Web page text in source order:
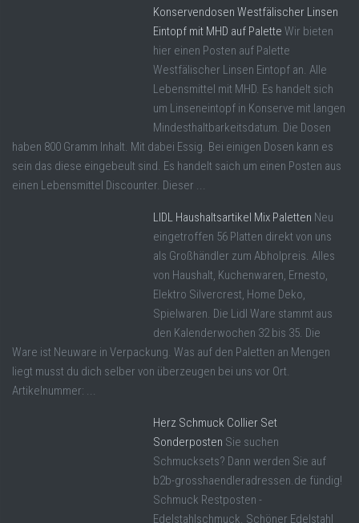
Konservendosen Westfälischer Linsen
Eintopf mit MHD auf Palette Wir bieten
hier einen Posten auf Palette
Westfälischer Linsen Eintopf an. Alle
Lebensmittel mit MHD. Es handelt sich
um Linseneintopf in Konserve mit langen
Mindesthaltbarkeitsdatum. Die Dosen
haben 800 Gramm Inhalt. Mit dabei Essig. Bei einigen Dosen kann es
sein das diese eingebeult sind. Es handelt saich um einen Posten aus
einen Lebensmittel Discounter. Dieser ...
LIDL Haushaltsartikel Mix Paletten Neu
eingetroffen 56 Platten direkt von uns
als Großhändler zum Abholpreis. Alles
von Haushalt, Kuchenwaren, Ernesto,
Elektro Silvercrest, Home Deko,
Spielwaren. Die Lidl Ware stammt aus
den Kalenderwochen 32 bis 35. Die
Ware ist Neuware in Verpackung. Was auf den Paletten an Mengen
liegt musst du dich selber von überzeugen bei uns vor Ort.
Artikelnummer: ...
Herz Schmuck Collier Set
Sonderposten Sie suchen
Schmucksets? Dann werden Sie auf
b2b-grosshaendleradressen.de fündig!
Schmuck Restposten -
Edelstahlschmuck. Schöner Edelstahl